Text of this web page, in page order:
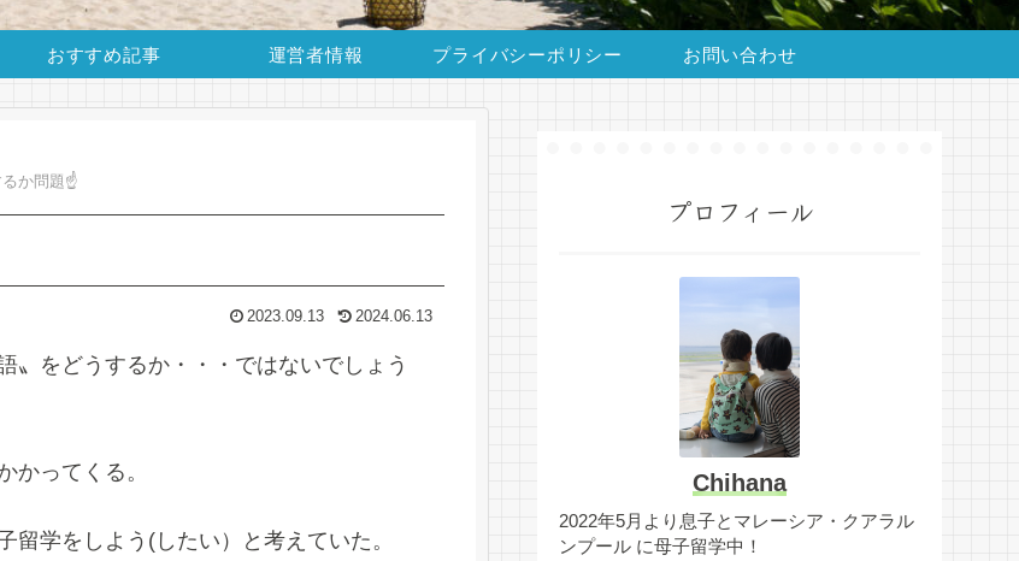
おすすめ記事 運営者情報 プライバシーポリシー お問い合わせ
るか問題☝
2023.09.13 2024.06.13
〟をどうするか・・・ではないでしょう
かってくる。
学をしよう(したい）と考えていた。
プロフィール
Chihana
2022年5月より息子とマレーシア・クアラル
ンプール に母子留学中！